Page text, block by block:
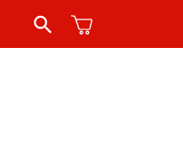
Search Button